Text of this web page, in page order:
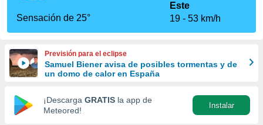
a este
las
y
forma
digital
basada
Sensación de 25°
Este
19
53 km/h
Previsión para el eclipse
Samuel Biener avisa de posibles tormentas y de
un domo de calor en España
¡Descarga GRATIS la app de
Meteored!
Instalar